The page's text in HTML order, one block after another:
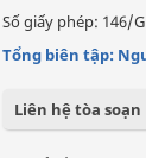
Số giấy phép: 146/
Tổng biên tập:
Liên hệ tòa soạn